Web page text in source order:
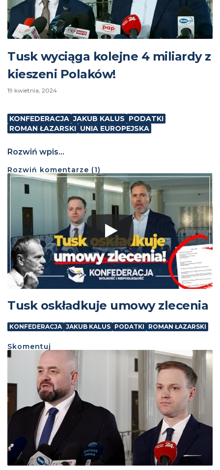
Tusk wyciąga kolejne 4 miliardy z
kieszeni Polaków!
19 kwietnia, 2024
KONFEDERACJA JAKUB KALUS PODATKI
ROMAN ŁAZARSKI UNIA EUROPEJSKA
Rozwiń wpis...
Rozwiń komentarze (1)
Tusk oskładkuje umowy zlecenia
KONFEDERACJA JAKUB KALUS PODATKI ROMAN ŁAZARSKI
Skomentuj